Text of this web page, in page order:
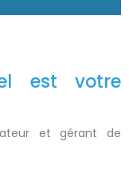
est votre
et gérant de